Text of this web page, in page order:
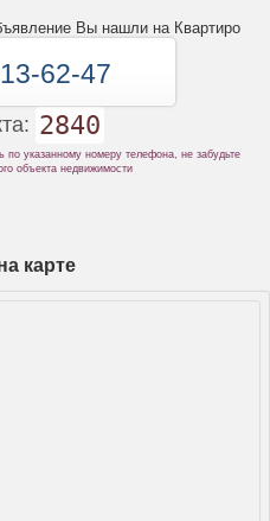
Вы нашли на Квартиро
62-47
2840
указанному номеру телефона, не забудьте
объекта недвижимости
карте